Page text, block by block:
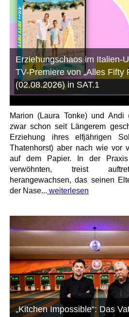
Erziehungschaos im Italien-
TV-Premiere von „Alles Fifty
(02.08.2026) in SAT.1
Marion (Laura Tonke) und Andi
zwar schon seit Längerem
Erziehung ihres elfjährigen
Thatenhorst) aber nach wie vor
auf dem Papier. In der
verwöhnten, treist
herangewachsen, das seinen
der Nase... weiterlesen
„Kitchen Impossible“: Das